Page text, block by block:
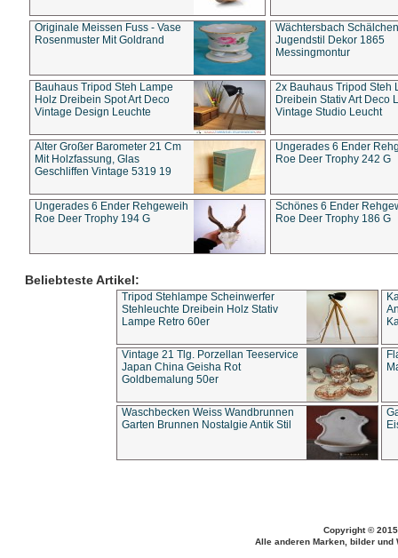
Originale Meissen Fuss - Vase
Rosenmuster Mit Goldrand
Wächtersbach Schälchen
Jugendstil Dekor 1865
Messingmontur
Bauhaus Tripod Steh Lampe
Holz Dreibein Spot Art Deco
Vintage Design Leuchte
2x Bauhaus Tripod Steh
Dreibein Stativ Art Deco
Vintage Studio Leucht
Alter Großer Barometer 21 Cm
Mit Holzfassung, Glas
Geschliffen Vintage 5319 19
Ungerades 6 Ender
Roe Deer Trophy 242 G
Ungerades 6 Ender Rehgeweih
Roe Deer Trophy 194 G
Schönes 6 Ender
Roe Deer Trophy 186 G
Beliebteste Artikel:
Tripod Stehlampe Scheinwerfer
Stehleuchte Dreibein Holz Stativ
Lampe Retro 60er
Vintage 21 Tlg. Porzellan Teeservice
Japan China Geisha Rot
Goldbemalung 50er
Waschbecken Weiss Wandbrunnen
Garten Brunnen Nostalgie Antik Stil
Copyright ©
Alle anderen Marken, bilder und